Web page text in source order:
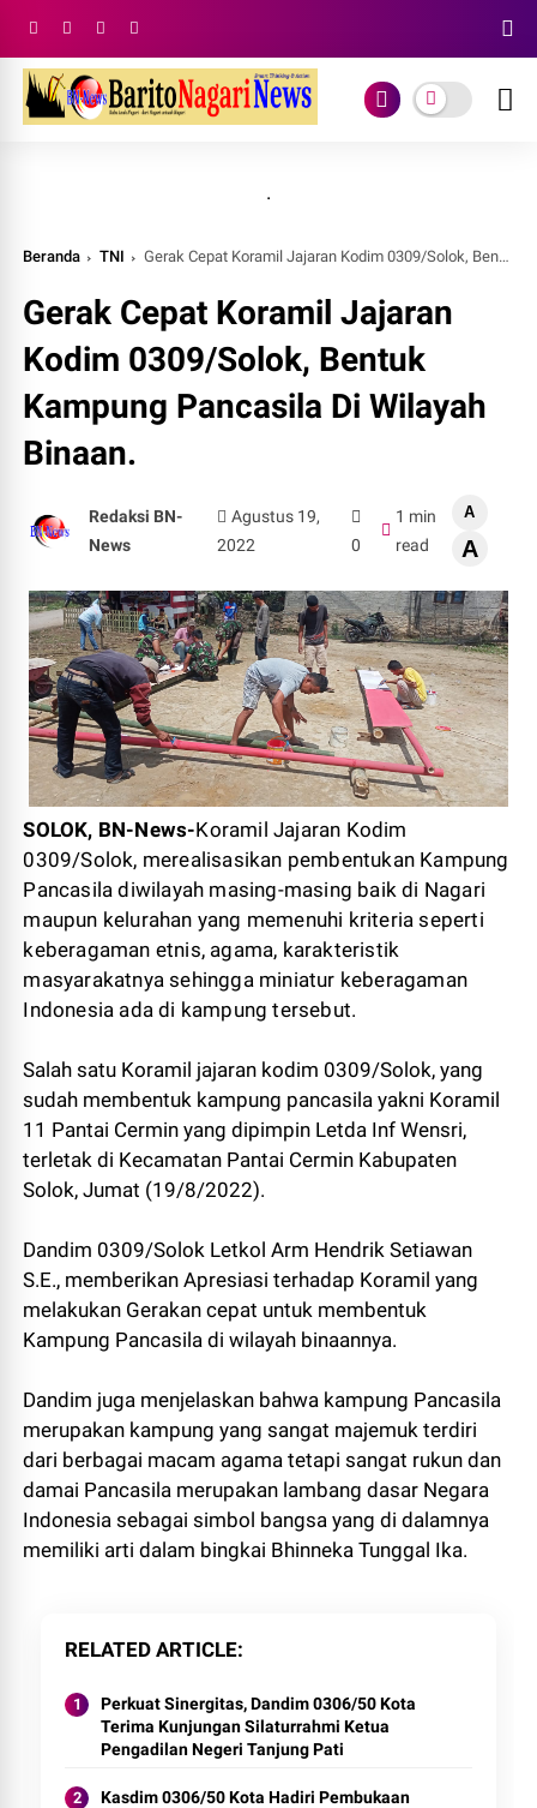
.
Beranda TNI Gerak Cepat Koramil Jajaran Kodim 0309/Solok, Bentuk Kampung Pancasila Di Wilayah Binaan.
Gerak Cepat Koramil Jajaran
Kodim 0309/Solok, Bentuk
Kampung Pancasila Di Wilayah
Binaan.
Redaksi BN-
News
Agustus 19,
2022
0
1 min
read
A
A
SOLOK, BN-News-Koramil Jajaran Kodim
0309/Solok, merealisasikan pembentukan Kampung
Pancasila diwilayah masing-masing baik di Nagari
maupun kelurahan yang memenuhi kriteria seperti
keberagaman etnis, agama, karakteristik
masyarakatnya sehingga miniatur keberagaman
Indonesia ada di kampung tersebut.
Salah satu Koramil jajaran kodim 0309/Solok, yang
sudah membentuk kampung pancasila yakni Koramil
11 Pantai Cermin yang dipimpin Letda Inf Wensri,
terletak di Kecamatan Pantai Cermin Kabupaten
Solok, Jumat (19/8/2022).
Dandim 0309/Solok Letkol Arm Hendrik Setiawan
S.E., memberikan Apresiasi terhadap Koramil yang
melakukan Gerakan cepat untuk membentuk
Kampung Pancasila di wilayah binaannya.
Dandim juga menjelaskan bahwa kampung Pancasila
merupakan kampung yang sangat majemuk terdiri
dari berbagai macam agama tetapi sangat rukun dan
damai Pancasila merupakan lambang dasar Negara
Indonesia sebagai simbol bangsa yang di dalamnya
memiliki arti dalam bingkai Bhinneka Tunggal Ika.
RELATED ARTICLE
Perkuat Sinergitas, Dandim 0306/50 Kota
Terima Kunjungan Silaturrahmi Ketua
Pengadilan Negeri Tanjung Pati
Kasdim 0306/50 Kota Hadiri Pembukaan